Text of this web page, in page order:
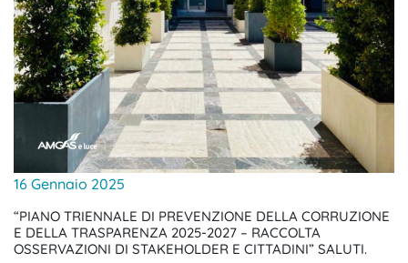
16 Gennaio 2025
“PIANO TRIENNALE DI PREVENZIONE DELLA CORRUZIONE
E DELLA TRASPARENZA 2025-2027 – RACCOLTA
OSSERVAZIONI DI STAKEHOLDER E CITTADINI” SALUTI.